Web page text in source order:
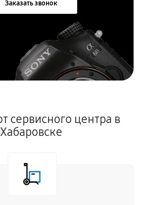
Заказать звонок
сервисного центра в
Хабаровске